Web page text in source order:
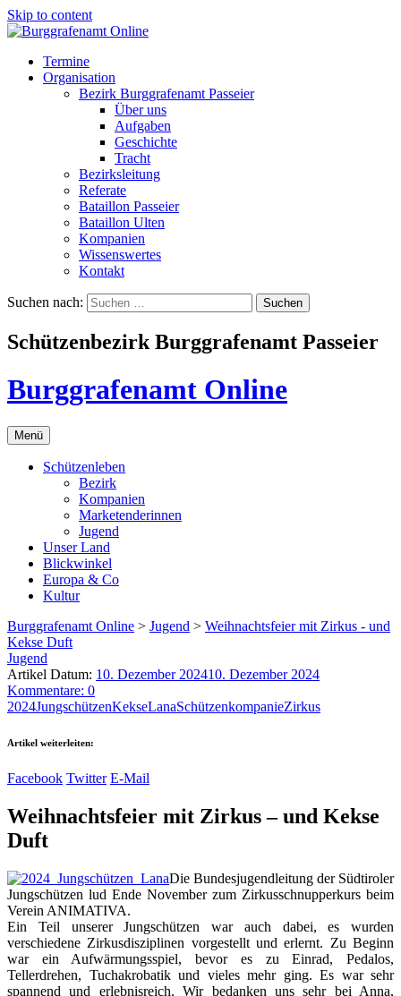
Skip to content
Termine
Organisation
Bezirk Burggrafenamt Passeier
Über uns
Aufgaben
Geschichte
Tracht
Bezirksleitung
Referate
Bataillon Passeier
Bataillon Ulten
Kompanien
Wissenswertes
Kontakt
Suchen nach:
Schützenbezirk Burggrafenamt Passeier
Burggrafenamt Online
Menü
Schützenleben
Bezirk
Kompanien
Marketenderinnen
Jugend
Unser Land
Blickwinkel
Europa & Co
Kultur
Burggrafenamt Online > Jugend > Weihnachtsfeier mit Zirkus - und
Kekse Duft
Jugend
Artikel Datum: 10. Dezember 202410. Dezember 2024
Kommentare: 0
2024JungschützenKekseLanaSchützenkompanieZirkus
Artikel weiterleiten:
Facebook Twitter E-Mail
Weihnachtsfeier mit Zirkus – und Kekse
Duft
Die Bundesjugendleitung der Südtiroler
Jungschützen lud Ende November zum Zirkusschnupperkurs beim
Verein ANIMATIVA.
Ein Teil unserer Jungschützen war auch dabei, es wurden
verschiedene Zirkusdisziplinen vorgestellt und erlernt. Zu Beginn
war ein Aufwärmungsspiel, bevor es zu Einrad, Pedalos,
Tellerdrehen, Tuchakrobatik und vieles mehr ging. Es war sehr
spannend und erlebnisreich. Wir bedanken uns sehr bei Anna,